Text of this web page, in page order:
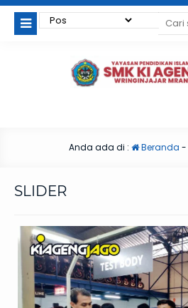
Anda ada di : Beranda -
SLIDER